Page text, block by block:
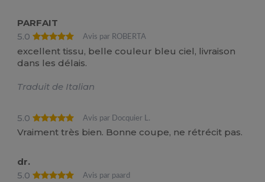
PARFAIT
5.0
Avis par ROBERTA
excellent tissu, belle couleur bleu ciel, livraison
dans les délais.
Traduit de Italian
5.0 Avis par Docquier L.
Vraiment très bien. Bonne coupe, ne rétrécit pas.
dr.
5.0
Avis par paard